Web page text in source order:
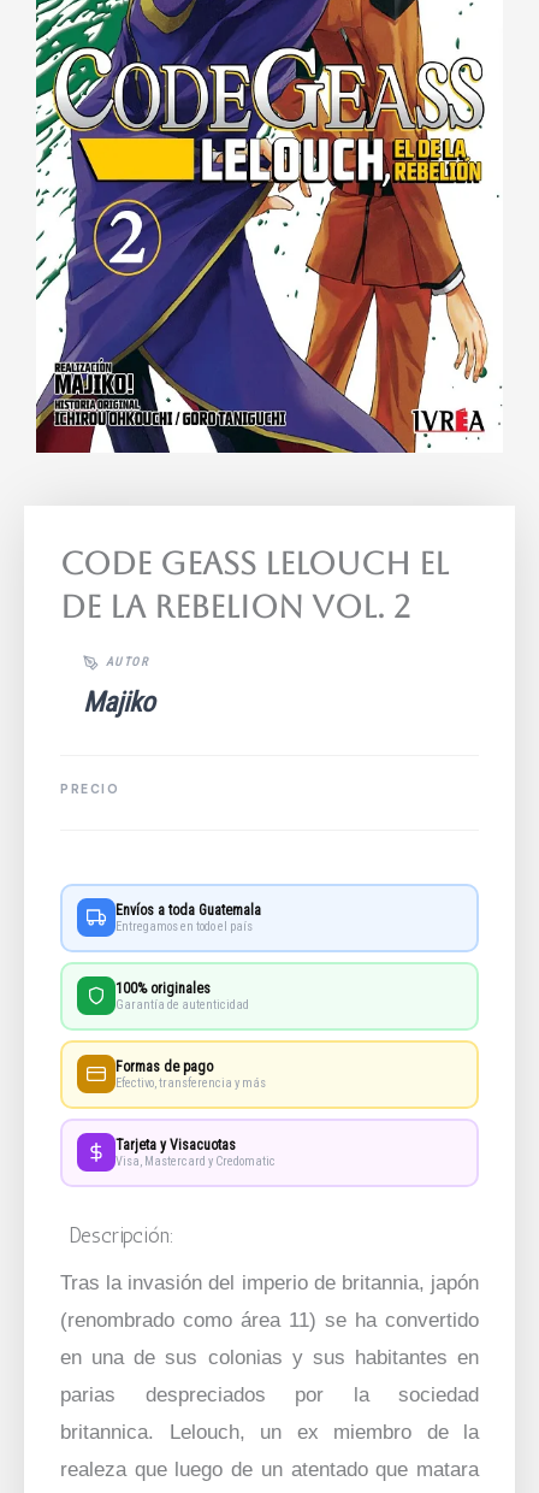
Code Geass Lelouch El
De La Rebelion Vol. 2
Majiko
Envíos a toda Guatemala
Entregamos en todo el país
100% originales
Garantía de autenticidad
Formas de pago
Efectivo, transferencia y más
Tarjeta y Visacuotas
Visa, Mastercard y Credomatic
Descripción:
Tras la invasión del imperio de britannia, japón
(renombrado como área 11) se ha convertido
en una de sus colonias y sus habitantes en
parias despreciados por la sociedad
britannica. Lelouch, un ex miembro de la
realeza que luego de un atentado que matara